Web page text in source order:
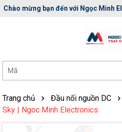
Chào mừng bạn đến với Ngọc Minh
Rất nhiều ưu đãi và chương trình
Trang chủ Đầu nối nguồn DC
Sky | Ngoc Minh Electronics